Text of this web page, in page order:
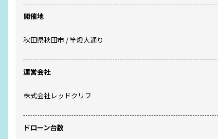
開催地
秋田県秋田市 /竿燈大通り
運営会社
株式会社レッドクリフ
ドローン台数